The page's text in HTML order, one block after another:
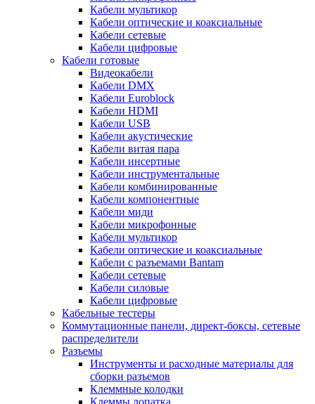
Кабели мультикор
Кабели оптические и коаксиальные
Кабели сетевые
Кабели цифровые
Кабели готовые
Видеокабели
Кабели DMX
Кабели Euroblock
Кабели HDMI
Кабели USB
Кабели акустические
Кабели витая пара
Кабели инсертные
Кабели инструментальные
Кабели комбинированные
Кабели компонентные
Кабели миди
Кабели микрофонные
Кабели мультикор
Кабели оптические и коаксиальные
Кабели с разъемами Bantam
Кабели сетевые
Кабели силовые
Кабели цифровые
Кабельные тестеры
Коммутационные панели, директ-боксы, сетевые
распределители
Разъемы
Инструменты и расходные материалы для
сборки разъемов
Клеммные колодки
Клеммы лопатка